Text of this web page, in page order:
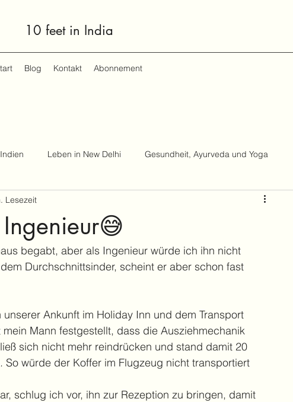
10 feet in India
Blog Kontakt Abonnement
Leben in New Delhi Gesundheit, Ayurveda und Yoga
Lesezeit
begabt, aber als Ingenieur würde ich ihn nicht
Durchschnittsinder, scheint er aber schon fast
Ankunft im Holiday Inn und dem Transport
Mann festgestellt, dass die Ausziehmechanik
sich nicht mehr reindrücken und stand damit 20
würde der Koffer im Flugzeug nicht transportiert
schlug ich vor, ihn zur Rezeption zu bringen, damit